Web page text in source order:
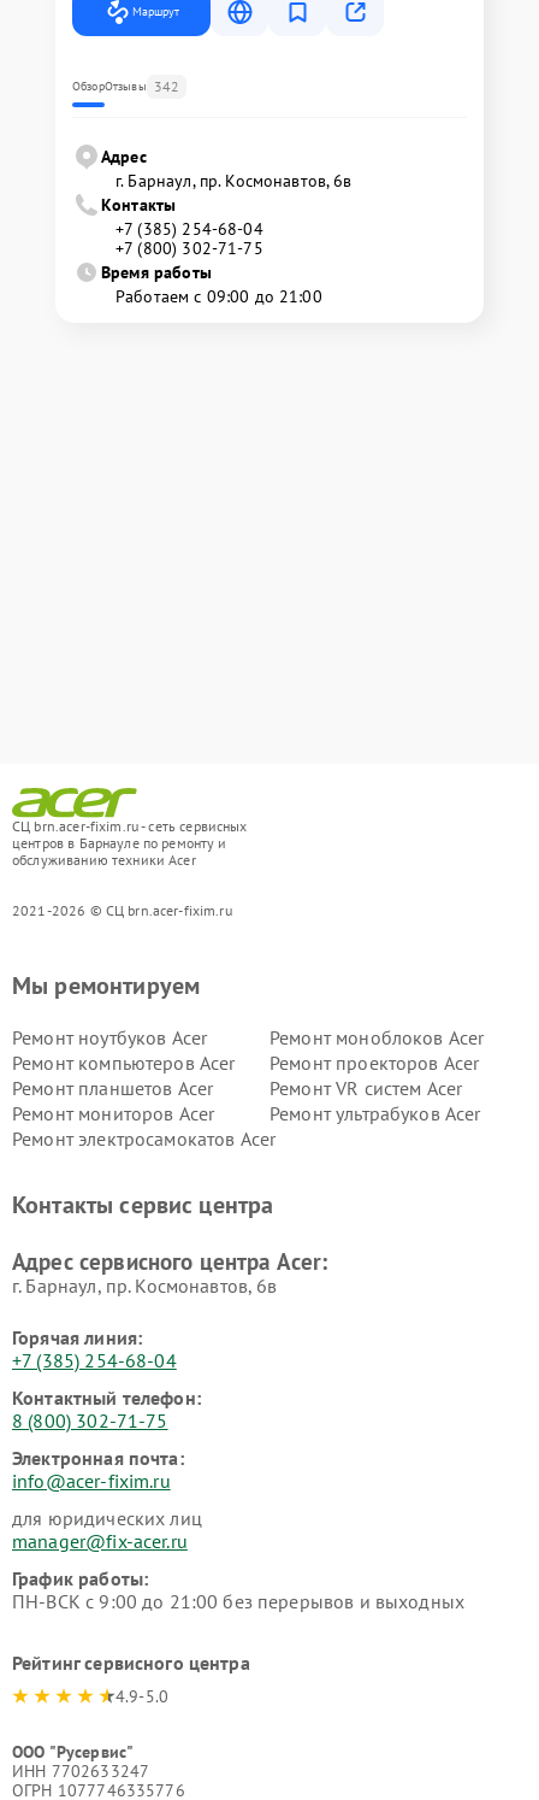
Маршрут
ОбзорОтзывы 342
Адрес
г. Барнаул, ​пр. Космонавтов, 6в
Контакты
+7 (385) 254-68-04
+7 (800) 302-71-75
Время работы
Работаем с 09:00 до 21:00
СЦ brn.acer-fixim.ru - сеть сервисных
центров в Барнауле по ремонту и
обслуживанию техники Acer
2021-2026 © СЦ brn.acer-fixim.ru
Мы ремонтируем
Ремонт ноутбуков Acer
Ремонт моноблоков Acer
Ремонт компьютеров Acer
Ремонт проекторов Acer
Ремонт планшетов Acer
Ремонт VR систем Acer
Ремонт мониторов Acer
Ремонт ультрабуков Acer
Ремонт электросамокатов Acer
Контакты сервис центра
Адрес сервисного центра Acer:
г. Барнаул, ​пр. Космонавтов, 6в
Горячая линия:
+7 (385) 254-68-04
Контактный телефон:
8 (800) 302-71-75
Электронная почта:
info@acer-fixim.ru
для юридических лиц
manager@fix-acer.ru
График работы:
ПН-ВСК с 9:00 до 21:00 без перерывов и выходных
Рейтинг сервисного центра
4.9-5.0
ООО "Русервис"
ИНН 7702633247
ОГРН 1077746335776